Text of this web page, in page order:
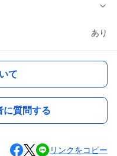
あり
て
に質問する
リンクをコピー